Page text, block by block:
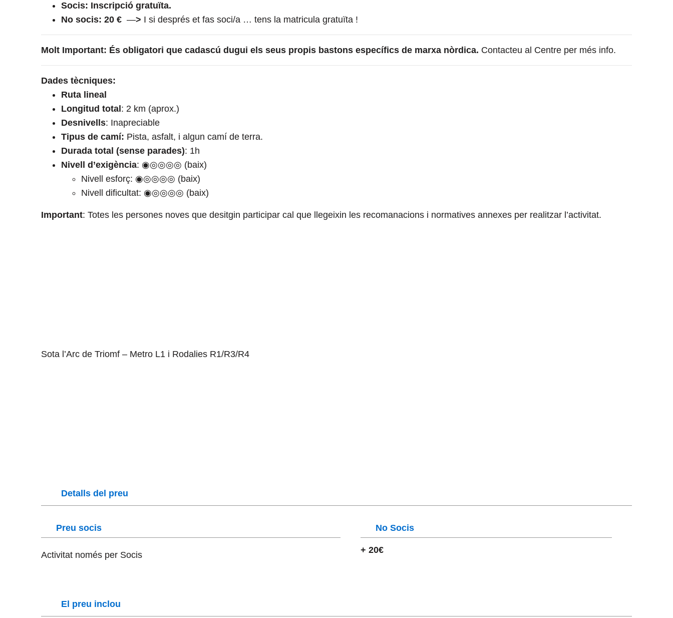
Socis: Inscripció gratuïta.
No socis: 20 € —> I si després et fas soci/a … tens la matricula gratuïta !
Molt Important: És obligatori que cadascú dugui els seus propis bastons específics de marxa nòrdica. Contacteu al Centre per més info.
Dades tècniques:
Ruta lineal
Longitud total : 2 km (aprox.)
Desnivells: Inapreciable
Tipus de camí: Pista, asfalt, i algun camí de terra.
Durada total (sense parades): 1h
Nivell d’exigència: ◉◎◎◎◎ (baix)
Nivell esforç: ◉◎◎◎◎ (baix)
Nivell dificultat: ◉◎◎◎◎ (baix)
Important: Totes les persones noves que desitgin participar cal que llegeixin les recomanacions i normatives annexes per realitzar l’activitat.
Sota l’Arc de Triomf – Metro L1 i Rodalies R1/R3/R4
Detalls del preu
Preu socis
Activitat només per Socis
No Socis
+ 20€
El preu inclou